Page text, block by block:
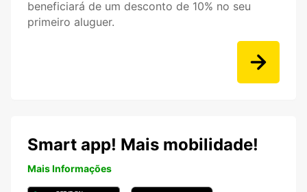
beneficiará de um desconto de 10% no seu
primeiro aluguer.
Smart app! Mais mobilidade!
Mais Informações